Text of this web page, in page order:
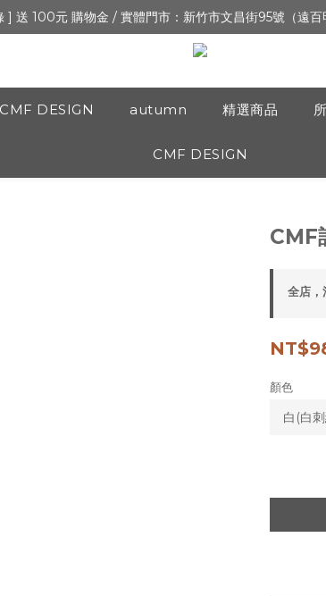
張,加入會員,全通路可累積紅利 >登入官網 > 個人資訊 >
] 送 100元 購物金 / 實體門市：新竹市文昌街95號（遠
開張,加入會員,全通路可累積紅利 >登入官網 > 個人資訊 >
CMF DESIGN autumn 精選商品
CMF DESIGN
CMF
全店
顏色